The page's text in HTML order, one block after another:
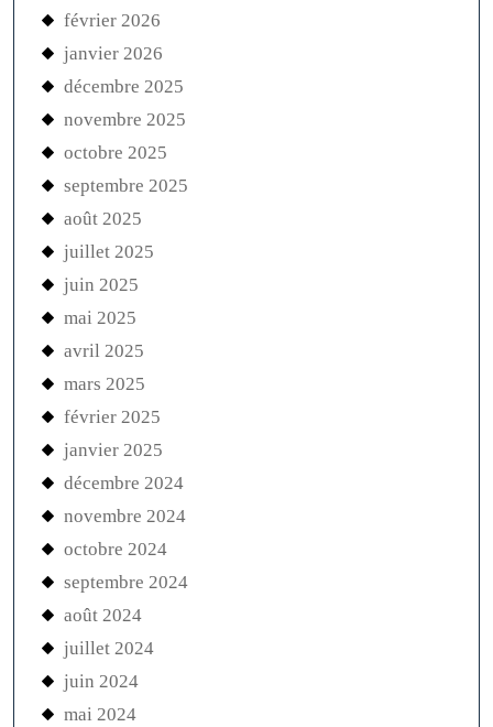
février 2026
janvier 2026
décembre 2025
novembre 2025
octobre 2025
septembre 2025
août 2025
juillet 2025
juin 2025
mai 2025
avril 2025
mars 2025
février 2025
janvier 2025
décembre 2024
novembre 2024
octobre 2024
septembre 2024
août 2024
juillet 2024
juin 2024
mai 2024